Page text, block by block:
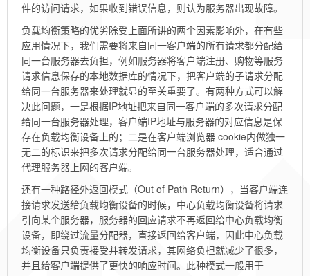
件的访问请求，如果收到错误信息，则认为服务器出现故障。
负载均衡策略的优劣除受上面所讲的两个因素影响外，在有些
应用情况下，我们需要将来自同一客户端的所有请求都分配给
同一台服务器去负担，例如服务器将客户端注册、购物等服务
请求信息保存的本地数据库的情况下，把客户端的子请求分配
给同一台服务器来处理就显的至关重要了。有两种方式可以解
决此问题，一是根据IP地址把来自同一客户端的多次请求分配
给同一台服务器处理，客户端IP地址与服务器的对应信息是保
存在负载均衡设备上的；二是在客户端浏览器 cookie内做独一
无二的标识来把多次请求分配给同一台服务器处理，适合通过
代理服务器上网的客户端。
还有一种路径外返回模式（Out of Path Return），当客户端连
接请求发送给负载均衡设备的时候，中心负载均衡设备将请求
引向某个服务器，服务器的回应请求不再返回给中心负载均衡
设备，即绕过流量分配器，直接返回给客户端，因此中心负载
均衡设备只负责接受并转发请求，其网络负担就减少了很多，
并且给客户端提供了更快的响应时间。此种模式一般用于